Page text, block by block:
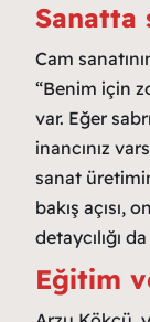
Sanatta
Cam
“Benim için
var. Eğer
inancınız
sanat
bakış açısı,
detaycılığı
Eğitim